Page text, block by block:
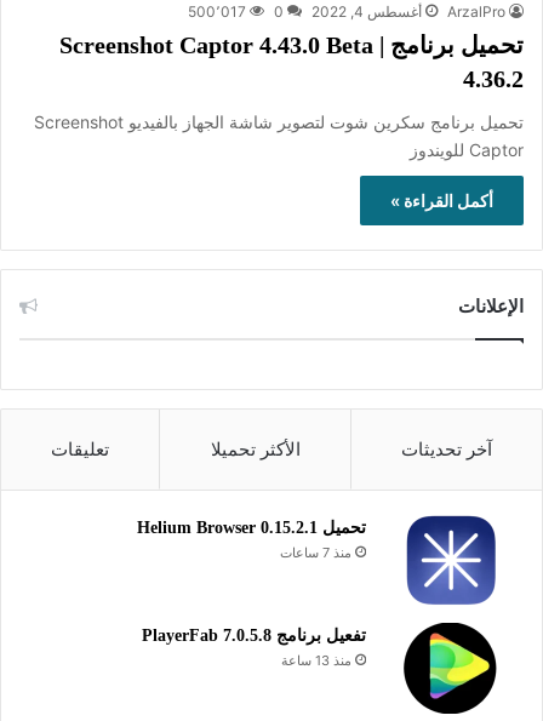
ArzalPro أغسطس 4, 2022 0 500٬017
تحميل برنامج Screenshot Captor 4.43.0 Beta |
4.36.2
تحميل برنامج سكرين شوت لتصوير شاشة الجهاز بالفيديو Screenshot
Captor للويندوز
أكمل القراءة »
الإعلانات
آخر تحديثات الأكثر تحميلا تعليقات
تحميل Helium Browser 0.15.2.1
منذ 7 ساعات
تفعيل برنامج PlayerFab 7.0.5.8
منذ 13 ساعة